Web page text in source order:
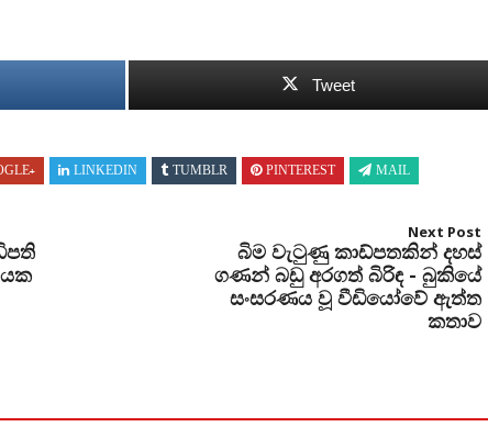
Tweet
LINKEDIN TUMBLR PINTEREST MAIL
Next Post
බිම වැටුණු කාඩ්පතකින් දහස්
ගණන් බඩු අරගත් බිරිඳ - බුකියේ
සංසරණය වූ වීඩියෝවේ ඇත්ත
කතාව